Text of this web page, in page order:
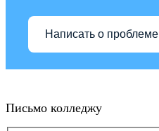
Написать о проблеме
Письмо колледжу